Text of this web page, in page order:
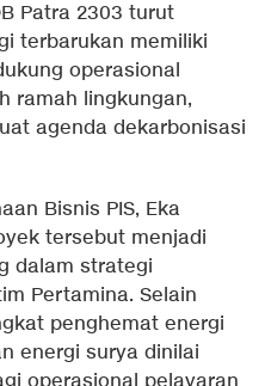
Patra 2303 turut
terbarukan memiliki
operasional
ramah lingkungan,
agenda dekarbonisasi
Bisnis PIS, Eka
tersebut menjadi
dalam strategi
Pertamina. Selain
penghemat energi
energi surya dinilai